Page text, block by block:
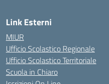
Link Esterni
MIUR
Ufficio Scolastico Regionale
Ufficio Scolastico Territoriale
Scuola in Chiaro